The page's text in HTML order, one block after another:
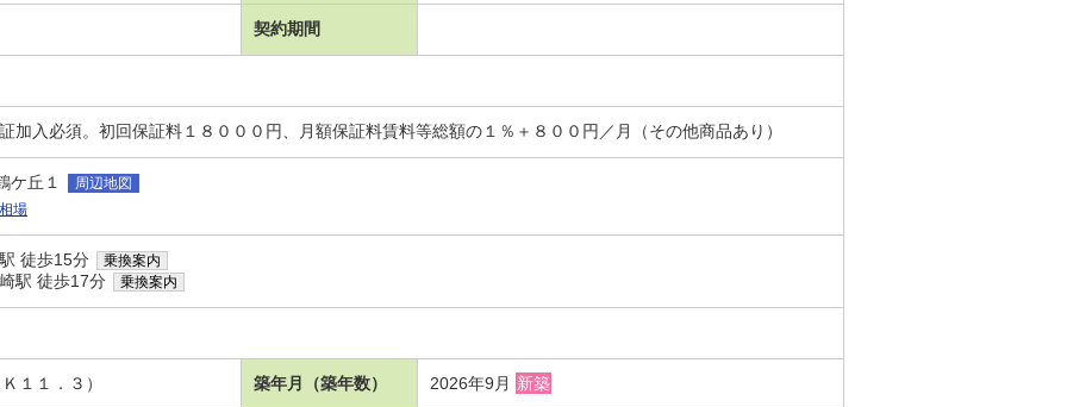
契約期間
加入必須。初回保証料１８０００円、月額保証料賃料等総額の１％＋８００円／月（その他商品あり）
ケ丘１
周辺地図
場
徒歩15分 乗換案内
駅 徒歩17分 乗換案内
１１．３） 築年月（築年数） 2026年9月 新築